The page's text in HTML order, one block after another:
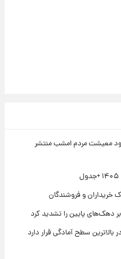
معیشت مردم امشب منتشر
خریداران و فروشندگان
دهک‌های پایین را تشدید کرد
سطح آمادگی قرار دارد